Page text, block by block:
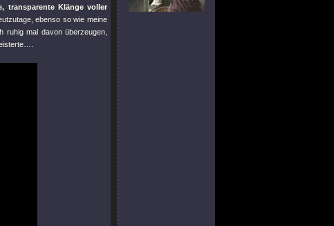
transparente Klänge voller
ebenso so wie meine
ruhig mal davon überzeugen,